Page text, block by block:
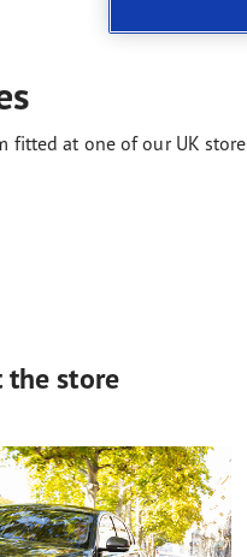
fitted at one of our UK store
the store